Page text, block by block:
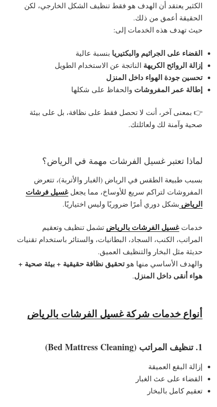
الكثير يعتقد أن الهدف هو فقط تنظيف الشكل الخارجي، لكن
الحقيقة أعمق من ذلك.
حيث تهدف هذه الخدمات إلى:
القضاء على الجراثيم والبكتيريا بنسبة عالية
إزالة الروائح الكريهة الناتجة عن الاستخدام الطويل
تحسين جودة الهواء داخل المنزل
إطالة عمر المفروشات والحفاظ على شكلها
👉 بمعنى آخر، أنت لا تحصل فقط على نظافة، بل على بيئة
صحية وآمنة لك ولعائلتك.
لماذا تعتبر غسيل الفرشات مهمة في الرياض؟
بسبب طبيعة الطقس في الرياض (الغبار والأتربة)، تتعرض
المفروشات لتراكم سريع للأوساخ، مما يجعل غسيل فرشات
الرياض بشكل دوري أمرًا ضروريًا وليس اختياريًا.
خدمات غسيل الفرشات بالرياض تشمل تنظيف وتعقيم
المراتب، الكنب، السجاد، البطانيات، والستائر باستخدام تقنيات
حديثة مثل البخار والتنظيف العميق.
والهدف الأساسي منها هوتحقيق نظافة حقيقية + بيئة صحية +
هواء أنقى داخل المنزل.
أنواع خدمات شركة غسيل الفرشات بالرياض
1. تنظيف المراتب (Bed Mattress Cleaning)
إزالة البقع العميقة
القضاء على عث الغبار
تعقيم كامل بالبخار